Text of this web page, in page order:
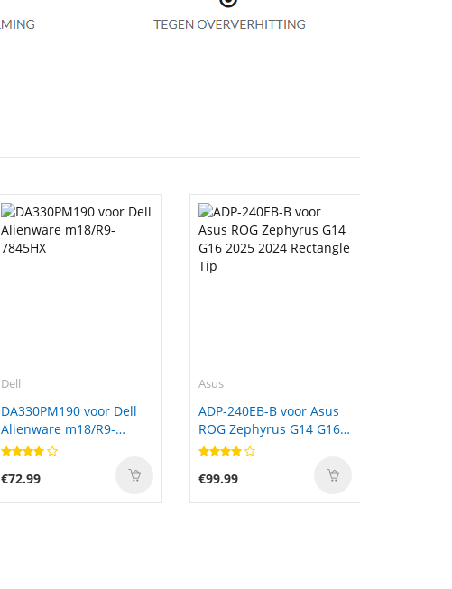
Dell
DA330PM190 voor Dell
Alienware m18/R9-
7845HX
€72.99
Asus
ADP-240EB-B voor Asus
ROG Zephyrus G14 G16
2025 2024 Rectangle Tip
€99.99